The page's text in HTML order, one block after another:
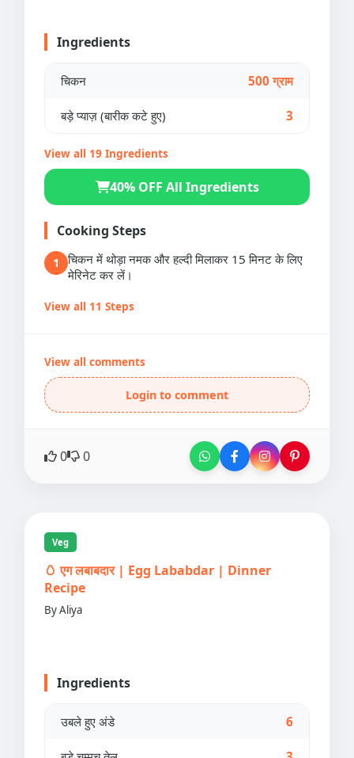
Ingredients
चिकन 500 ग्राम
बड़े प्याज़ (बारीक कटे हुए) 3
View all 19 Ingredients
40% OFF All Ingredients
Cooking Steps
1
चिकन में थोड़ा नमक और हल्दी मिलाकर 15 मिनट के लिए
मेरिनेट कर लें।
View all 11 Steps
View all comments
Login to comment
0 0
Veg
🥚 एग लबाबदार | Egg Lababdar | Dinner
Recipe
By Aliya
Ingredients
उबले हुए अंडे 6